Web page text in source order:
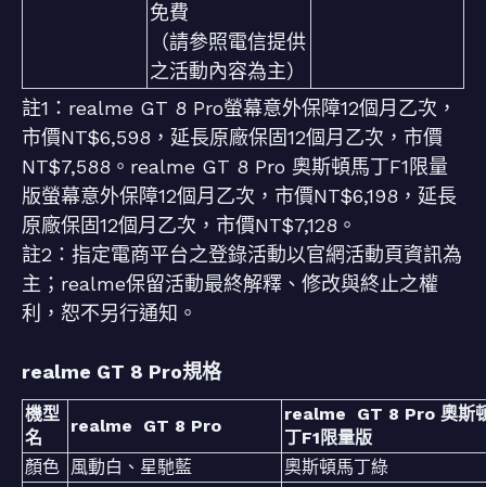
免費
（請參照電信提供
之活動內容為主）
註1：realme GT 8 Pro螢幕意外保障12個月乙次，
市價NT$6,598，延長原廠保固12個月乙次，市價
NT$7,588。realme GT 8 Pro 奧斯頓馬丁F1限量
版螢幕意外保障12個月乙次，市價NT$6,198，延長
原廠保固12個月乙次，市價NT$7,128。
註2：指定電商平台之登錄活動以官網活動頁資訊為
主；realme保留活動最終解釋、修改與終止之權
利，恕不另行通知。
realme GT 8 Pro規格
機型
名
realme GT 8 Pro
realme GT 8 Pro 奧斯
丁F1限量版
顏色 風動白、星馳藍 奧斯頓馬丁綠